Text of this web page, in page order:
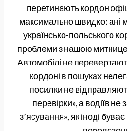
перетинають кордон
максимально швидко: ані
українсько-польського
проблеми з нашою
Автомобілі не
кордоні в пошуках
посилки не
перевірки», а водіїв
з’ясування», як іноді